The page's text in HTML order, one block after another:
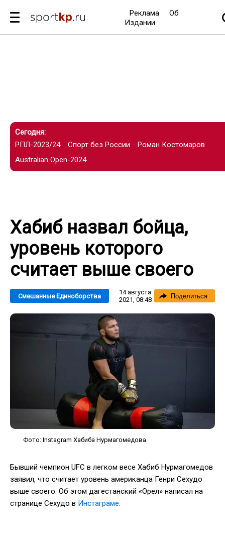
Реклама
Об
Издании
Сегодня:
РПЛ-2023/24
Спорт без России
Роман Костомаров
Australian Open-2024
Хабиб назвал бойца,
уровень которого
считает выше своего
Смешанные Единоборства
14 августа
2021, 08:48
Поделиться
Фото: Instagram Хабиба Нурмагомедова
Бывший чемпион UFC в легком весе Хабиб Нурмагомедов
заявил, что считает уровень американца Генри Сехудо
выше своего. Об этом дагестанский «Орел» написал на
странице Сехудо в Инстаграме.